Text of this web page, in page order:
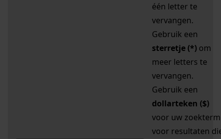
één letter te
vervangen.
Gebruik een
sterretje (*) om
meer letters te
vervangen.
Gebruik een
dollarteken ($)
voor uw zoekterm
voor resultaten